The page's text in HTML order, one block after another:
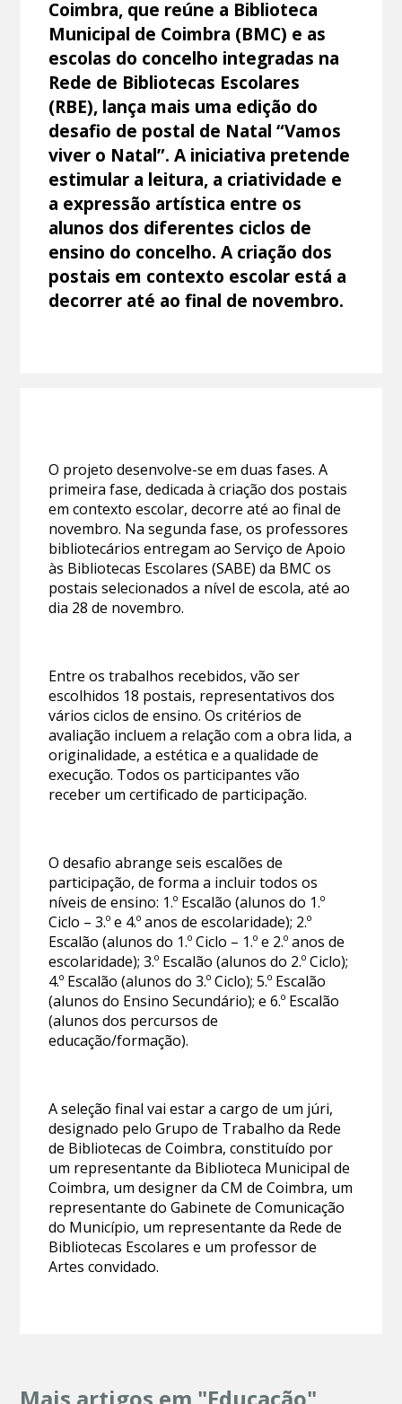
Coimbra, que reúne a Biblioteca
Municipal de Coimbra (BMC) e as
escolas do concelho integradas na
Rede de Bibliotecas Escolares
(RBE), lança mais uma edição do
desafio de postal de Natal “Vamos
viver o Natal”. A iniciativa pretende
estimular a leitura, a criatividade e
a expressão artística entre os
alunos dos diferentes ciclos de
ensino do concelho. A criação dos
postais em contexto escolar está a
decorrer até ao final de novembro.
O projeto desenvolve-se em duas fases. A
primeira fase, dedicada à criação dos postais
em contexto escolar, decorre até ao final de
novembro. Na segunda fase, os professores
bibliotecários entregam ao Serviço de Apoio
às Bibliotecas Escolares (SABE) da BMC os
postais selecionados a nível de escola, até ao
dia 28 de novembro.
Entre os trabalhos recebidos, vão ser
escolhidos 18 postais, representativos dos
vários ciclos de ensino. Os critérios de
avaliação incluem a relação com a obra lida, a
originalidade, a estética e a qualidade de
execução. Todos os participantes vão
receber um certificado de participação.
O desafio abrange seis escalões de
participação, de forma a incluir todos os
níveis de ensino: 1.º Escalão (alunos do 1.º
Ciclo – 3.º e 4.º anos de escolaridade); 2.º
Escalão (alunos do 1.º Ciclo – 1.º e 2.º anos de
escolaridade); 3.º Escalão (alunos do 2.º Ciclo);
4.º Escalão (alunos do 3.º Ciclo); 5.º Escalão
(alunos do Ensino Secundário); e 6.º Escalão
(alunos dos percursos de
educação/formação).
A seleção final vai estar a cargo de um júri,
designado pelo Grupo de Trabalho da Rede
de Bibliotecas de Coimbra, constituído por
um representante da Biblioteca Municipal de
Coimbra, um designer da CM de Coimbra, um
representante do Gabinete de Comunicação
do Município, um representante da Rede de
Bibliotecas Escolares e um professor de
Artes convidado.
Mais artigos em "Educação"